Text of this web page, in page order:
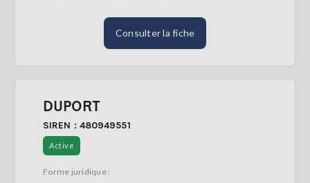
Consulter la fiche
DUPORT
SIREN : 480949551
Active
Forme juridique :